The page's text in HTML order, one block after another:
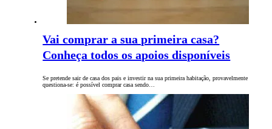
Vai comprar a sua primeira casa?
Conheça todos os apoios disponíveis
Se pretende sair de casa dos pais e investir na sua primeira habitação, provavelmente
questiona-se: é possível comprar casa sendo…